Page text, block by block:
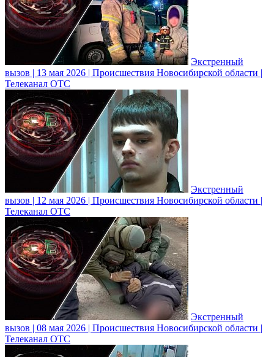
Экстренный
вызов | 13 мая 2026 | Происшествия Новосибирской области |
Телеканал ОТС
Экстренный
вызов | 12 мая 2026 | Происшествия Новосибирской области |
Телеканал ОТС
Экстренный
вызов | 08 мая 2026 | Происшествия Новосибирской области |
Телеканал ОТС